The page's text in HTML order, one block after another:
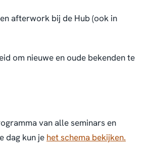
afterwork bij de Hub (ook in
om nieuwe en oude bekenden te
van alle seminars en
dag kun je het schema bekijken.